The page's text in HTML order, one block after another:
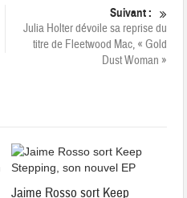
Suivant :
Julia Holter dévoile sa reprise du
titre de Fleetwood Mac, « Gold
Dust Woman »
Jaime Rosso sort Keep